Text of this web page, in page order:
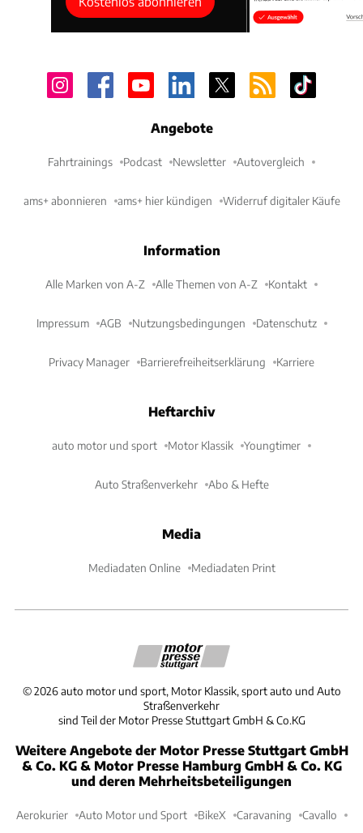
Angebote
Fahrtrainings Podcast Newsletter Autovergleich
ams+ abonnieren ams+ hier kündigen Widerruf digitaler Käufe
Information
Alle Marken von A-Z Alle Themen von A-Z Kontakt
Impressum AGB Nutzungsbedingungen Datenschutz
Privacy Manager Barrierefreiheitserklärung Karriere
Heftarchiv
auto motor und sport Motor Klassik Youngtimer
Auto Straßenverkehr Abo & Hefte
Media
Mediadaten Online Mediadaten Print
©2026 auto motor und sport, Motor Klassik, sport auto und Auto
Straßenverkehr
sind Teil der Motor Presse Stuttgart GmbH & Co.KG
Weitere Angebote der Motor Presse Stuttgart GmbH
& Co. KG & Motor Presse Hamburg GmbH & Co. KG
und deren Mehrheitsbeteiligungen
Aerokurier Auto Motor und Sport BikeX Caravaning Cavallo